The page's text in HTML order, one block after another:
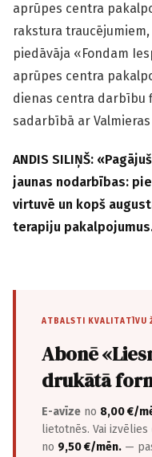
aprūpes centra
rakstura
piedāvāja «Fondam
aprūpes centra
dienas centra darbību
sadarbībā ar
ANDIS SILIŅŠ:
jaunas nodarbības:
virtuvē un kopš
terapiju
ATBALSTI KVALITATĪVU
Abonē
drukātā
E-avīze no 8,00 €/
lietotnēs. Vai izvēlies
no 9,50 €/mēn. —